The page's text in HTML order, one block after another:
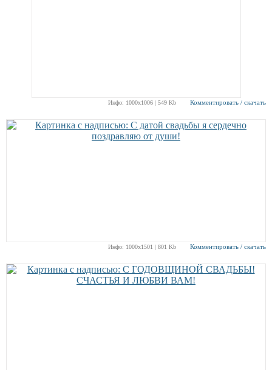
Инфо: 1000х1006 | 549 Kb Комментировать / скачать
Инфо: 1000х1501 | 801 Kb Комментировать / скачать